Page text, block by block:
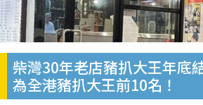
柴灣30年老店豬扒大王年底
為全港豬扒大王前10名！